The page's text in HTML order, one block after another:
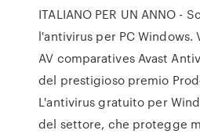
ITALIANO PER UN ANNO -
l'antivirus per PC Windows.
AV comparatives Avast
del prestigioso premio
L'antivirus gratuito per
del settore, che protegge